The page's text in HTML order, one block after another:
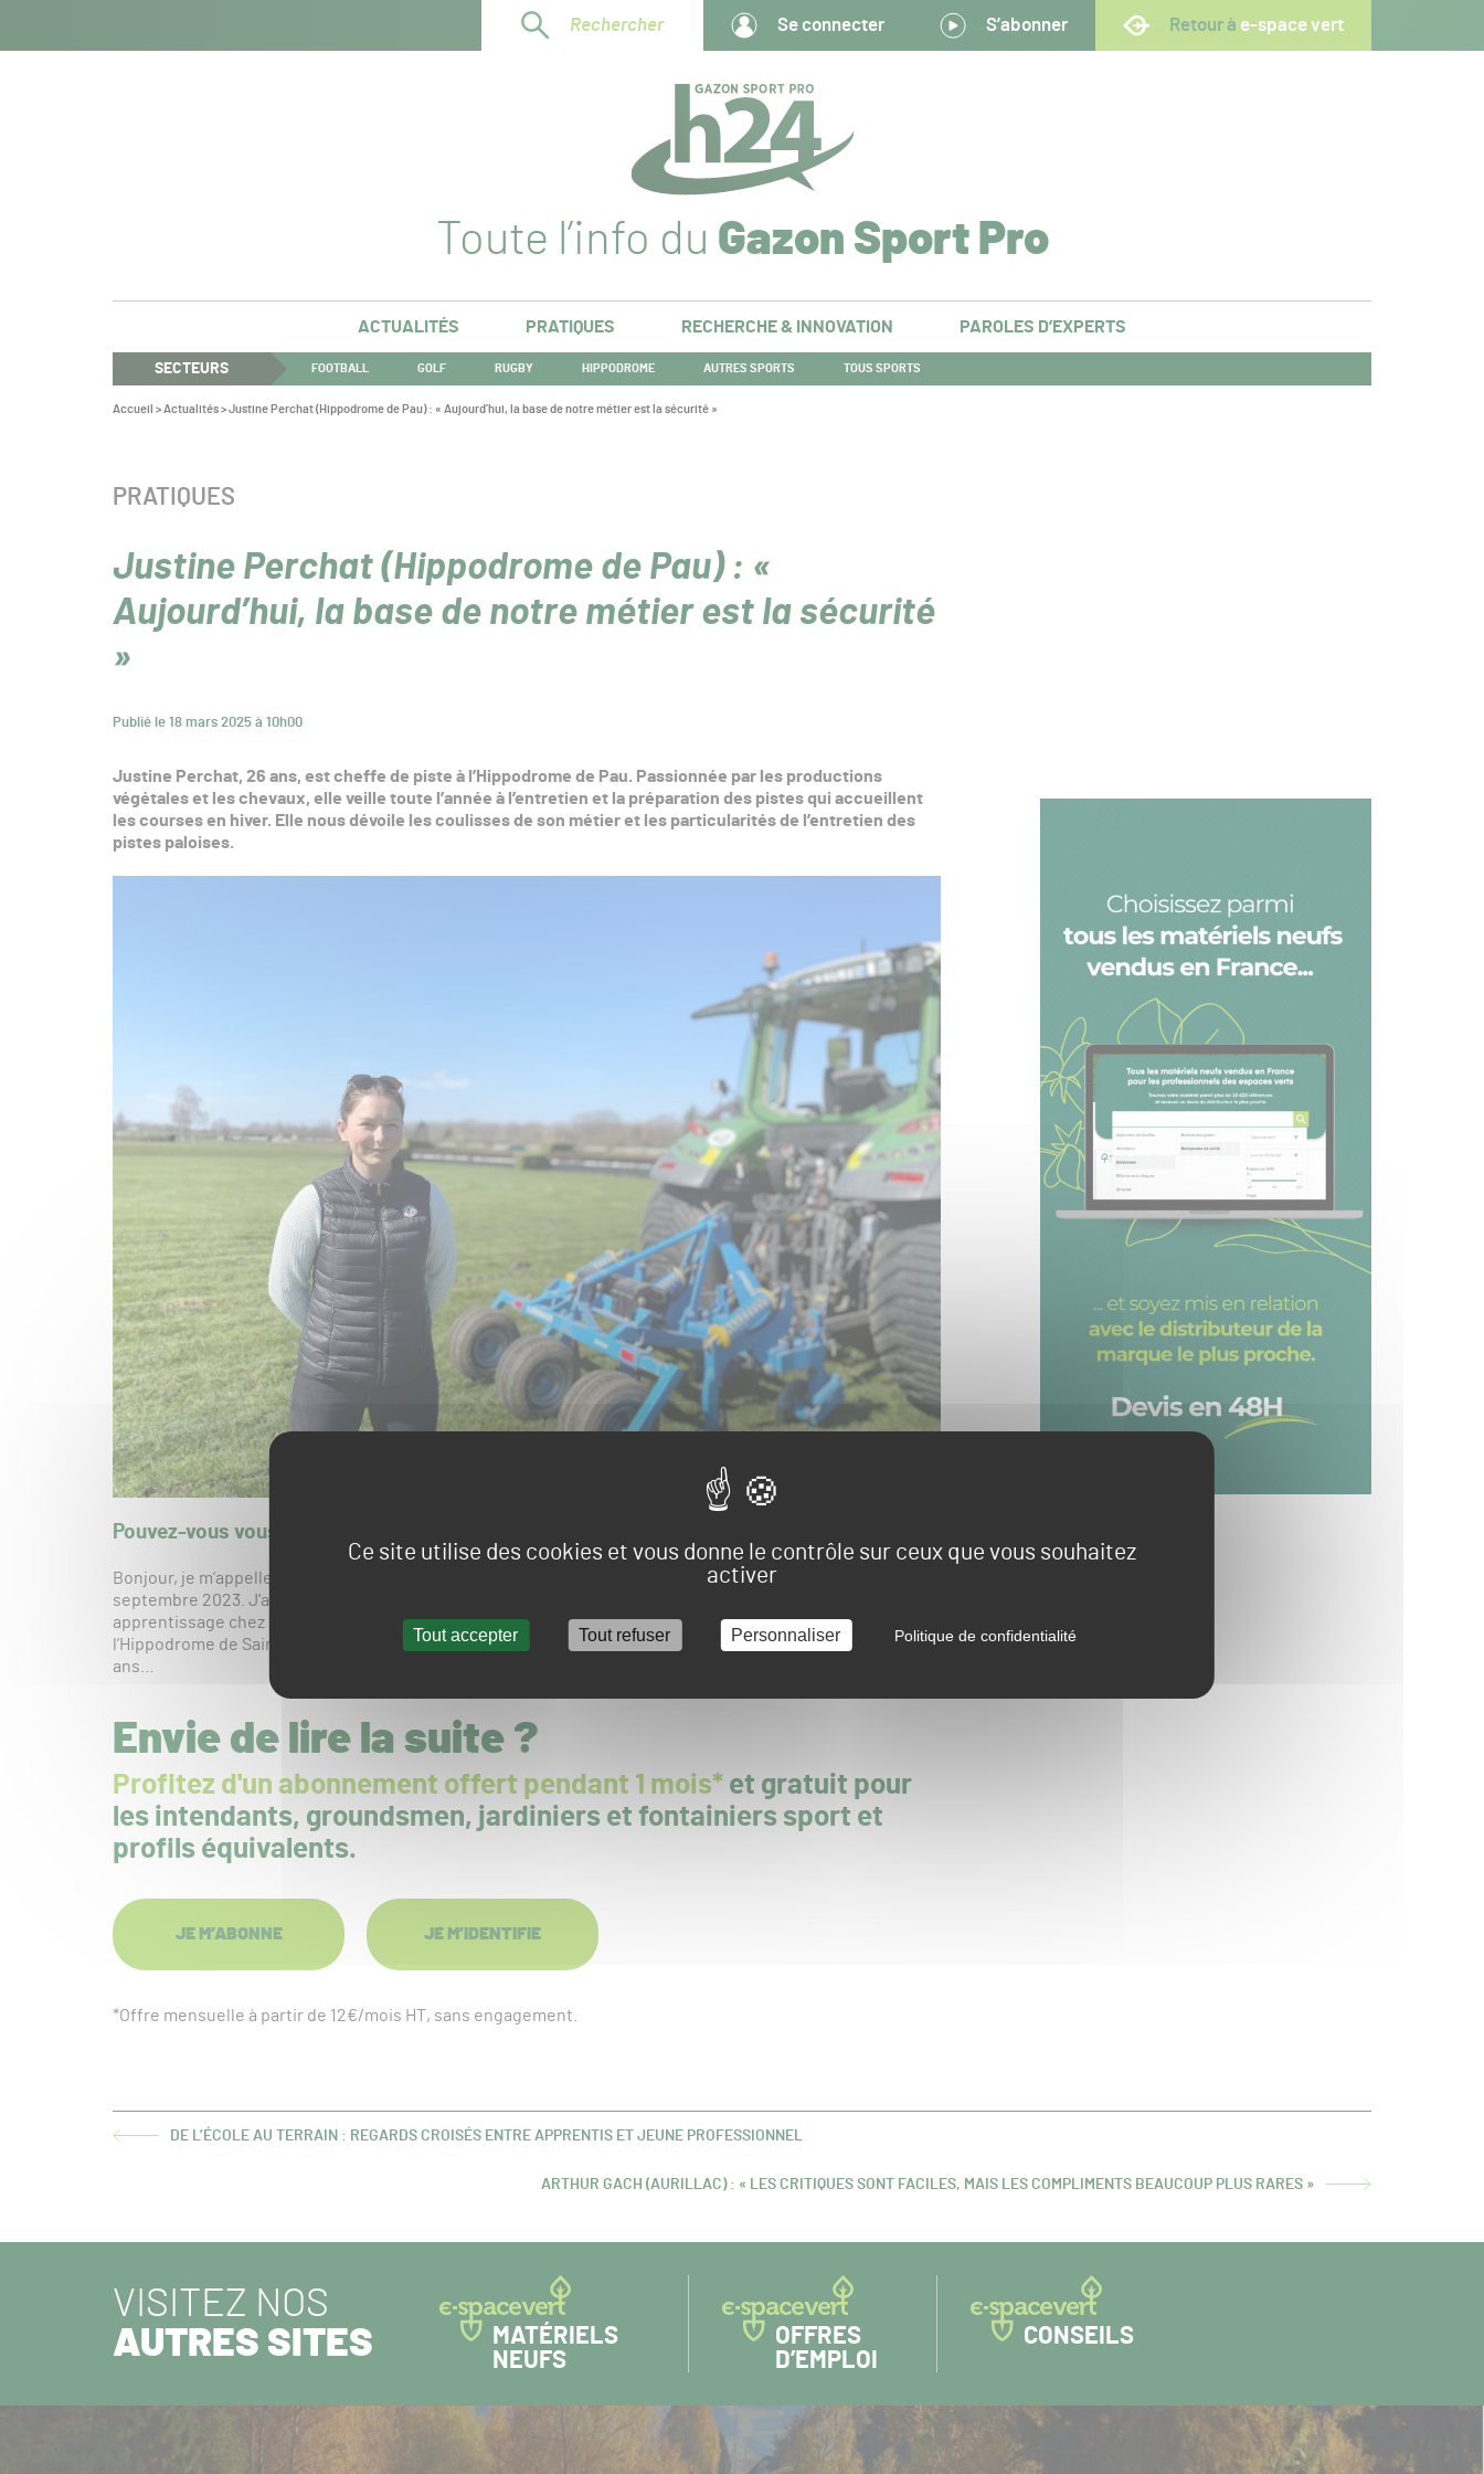
Ce site utilise des cookies et vous donne le contrôle sur ceux que vous souhaitez
activer
Tout accepter Tout refuser Personnaliser Politique de confidentialité
Rechercher Se connecter S’abonner Retour à e-space vert
Toute l’info du Gazon Sport Pro
ACTUALITÉS PRATIQUES RECHERCHE & INNOVATION PAROLES D’EXPERTS
SECTEURS FOOTBALL GOLF RUGBY HIPPODROME AUTRES SPORTS TOUS SPORTS
Vous
Accueil >Actualités>Justine Perchat (Hippodrome de Pau) : « Aujourd’hui, la base de notre métier est la sécurité »
Justine Perchat (Hippodrome de Pau) : «
Aujourd’hui, la base de notre métier est la sécurité
»
Publié le 18 mars 2025 à 10h00
CATÉGORIE :
PRATIQUES
Justine Perchat, 26 ans, est cheffe de piste à l’Hippodrome de Pau. Passionnée par les productions
végétales et les chevaux, elle veille toute l’année à l’entretien et la préparation des pistes qui accueillent
les courses en hiver. Elle nous dévoile les coulisses de son métier et les particularités de l’entretien des
pistes paloises.
Pouvez-vous vous présenter et retracer votre parcours ?
Bonjour, je m’appelle Justine Perchat, j’ai 26 ans et je suis la cheffe de pistes de l’Hippodrome de Pau depuis
septembre 2023. J’ai fait un DUT Agro puis une école d’ingénieur en agricultures à l’ESA d’Angers, en
apprentissage chez France Galop. J’étais sous la responsabilité de Jean-Guillaume d’Orglandes à
l’Hippodrome de Saint-Cloud, mais j’ai également travaillé sur les pistes de Longchamp et Auteuil pendant 3
ans…
Envie de lire la suite ?
Profitez d'un abonnement offert pendant 1 mois* et gratuit pour
les intendants, groundsmen, jardiniers et fontainiers sport et
profils équivalents.
JE M’ABONNE JE M’IDENTIFIE
*Offre mensuelle à partir de 12€/mois HT, sans engagement.
ARTICLEDE L’ÉCOLE AU TERRAIN : REGARDS CROISÉS ENTRE APPRENTIS ET JEUNE PROFESSIONNEL
ARTICLE
ARTHUR GACH (AURILLAC) : « LES CRITIQUES SONT FACILES, MAIS LES COMPLIMENTS BEAUCOUP PLUS RARES »
VISITEZ NOS
AUTRES SITES
MATÉRIELS
NEUFS
OFFRES
D’EMPLOI
CONSEILS